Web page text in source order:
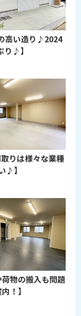
高い造り♪2024
り♪】
りは様々な業種
♪】
荷物の搬入も問題
！】